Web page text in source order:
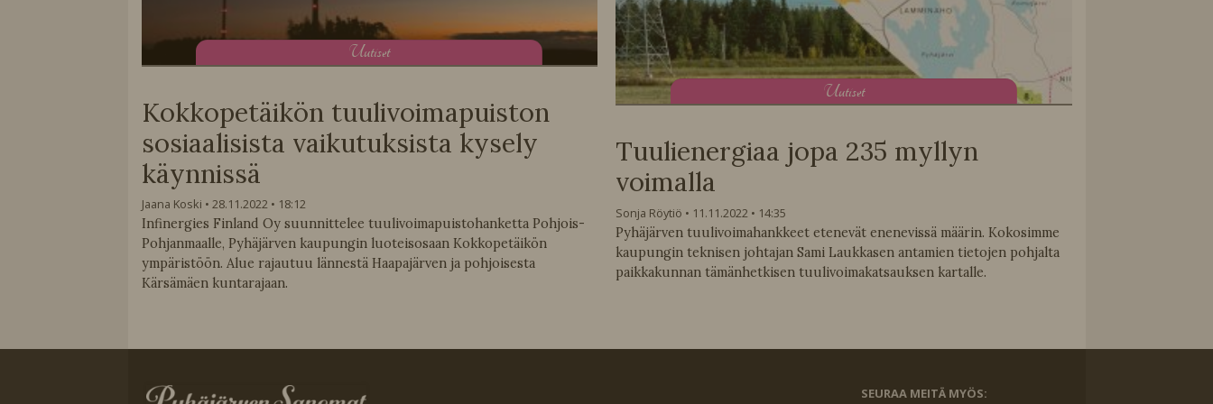
Uutiset
Kokkopetäikön tuulivoimapuiston
sosiaalisista vaikutuksista kysely
käynnissä
Jaana Koski 28.11.2022
18:12
Infinergies Finland Oy suunnittelee tuulivoimapuistohanketta Pohjois-
Pohjanmaalle, Pyhäjärven kaupungin luoteisosaan Kokkopetäikön
ympäristöön. Alue rajautuu lännestä Haapajärven ja pohjoisesta
Kärsämäen kuntarajaan.
Uutiset
Tuulienergiaa jopa 235 myllyn
voimalla
Sonja Röytiö 11.11.2022
14:35
Pyhäjärven tuulivoimahankkeet etenevät enenevissä määrin. Kokosimme
kaupungin teknisen johtajan Sami Laukkasen antamien tietojen pohjalta
paikkakunnan tämänhetkisen tuulivoimakatsauksen kartalle.
SEURAA MEITÄ MYÖS: